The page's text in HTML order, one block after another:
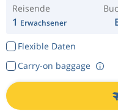
Reisende
1 Erwachsener
Flexible Daten
Carry-on baggage